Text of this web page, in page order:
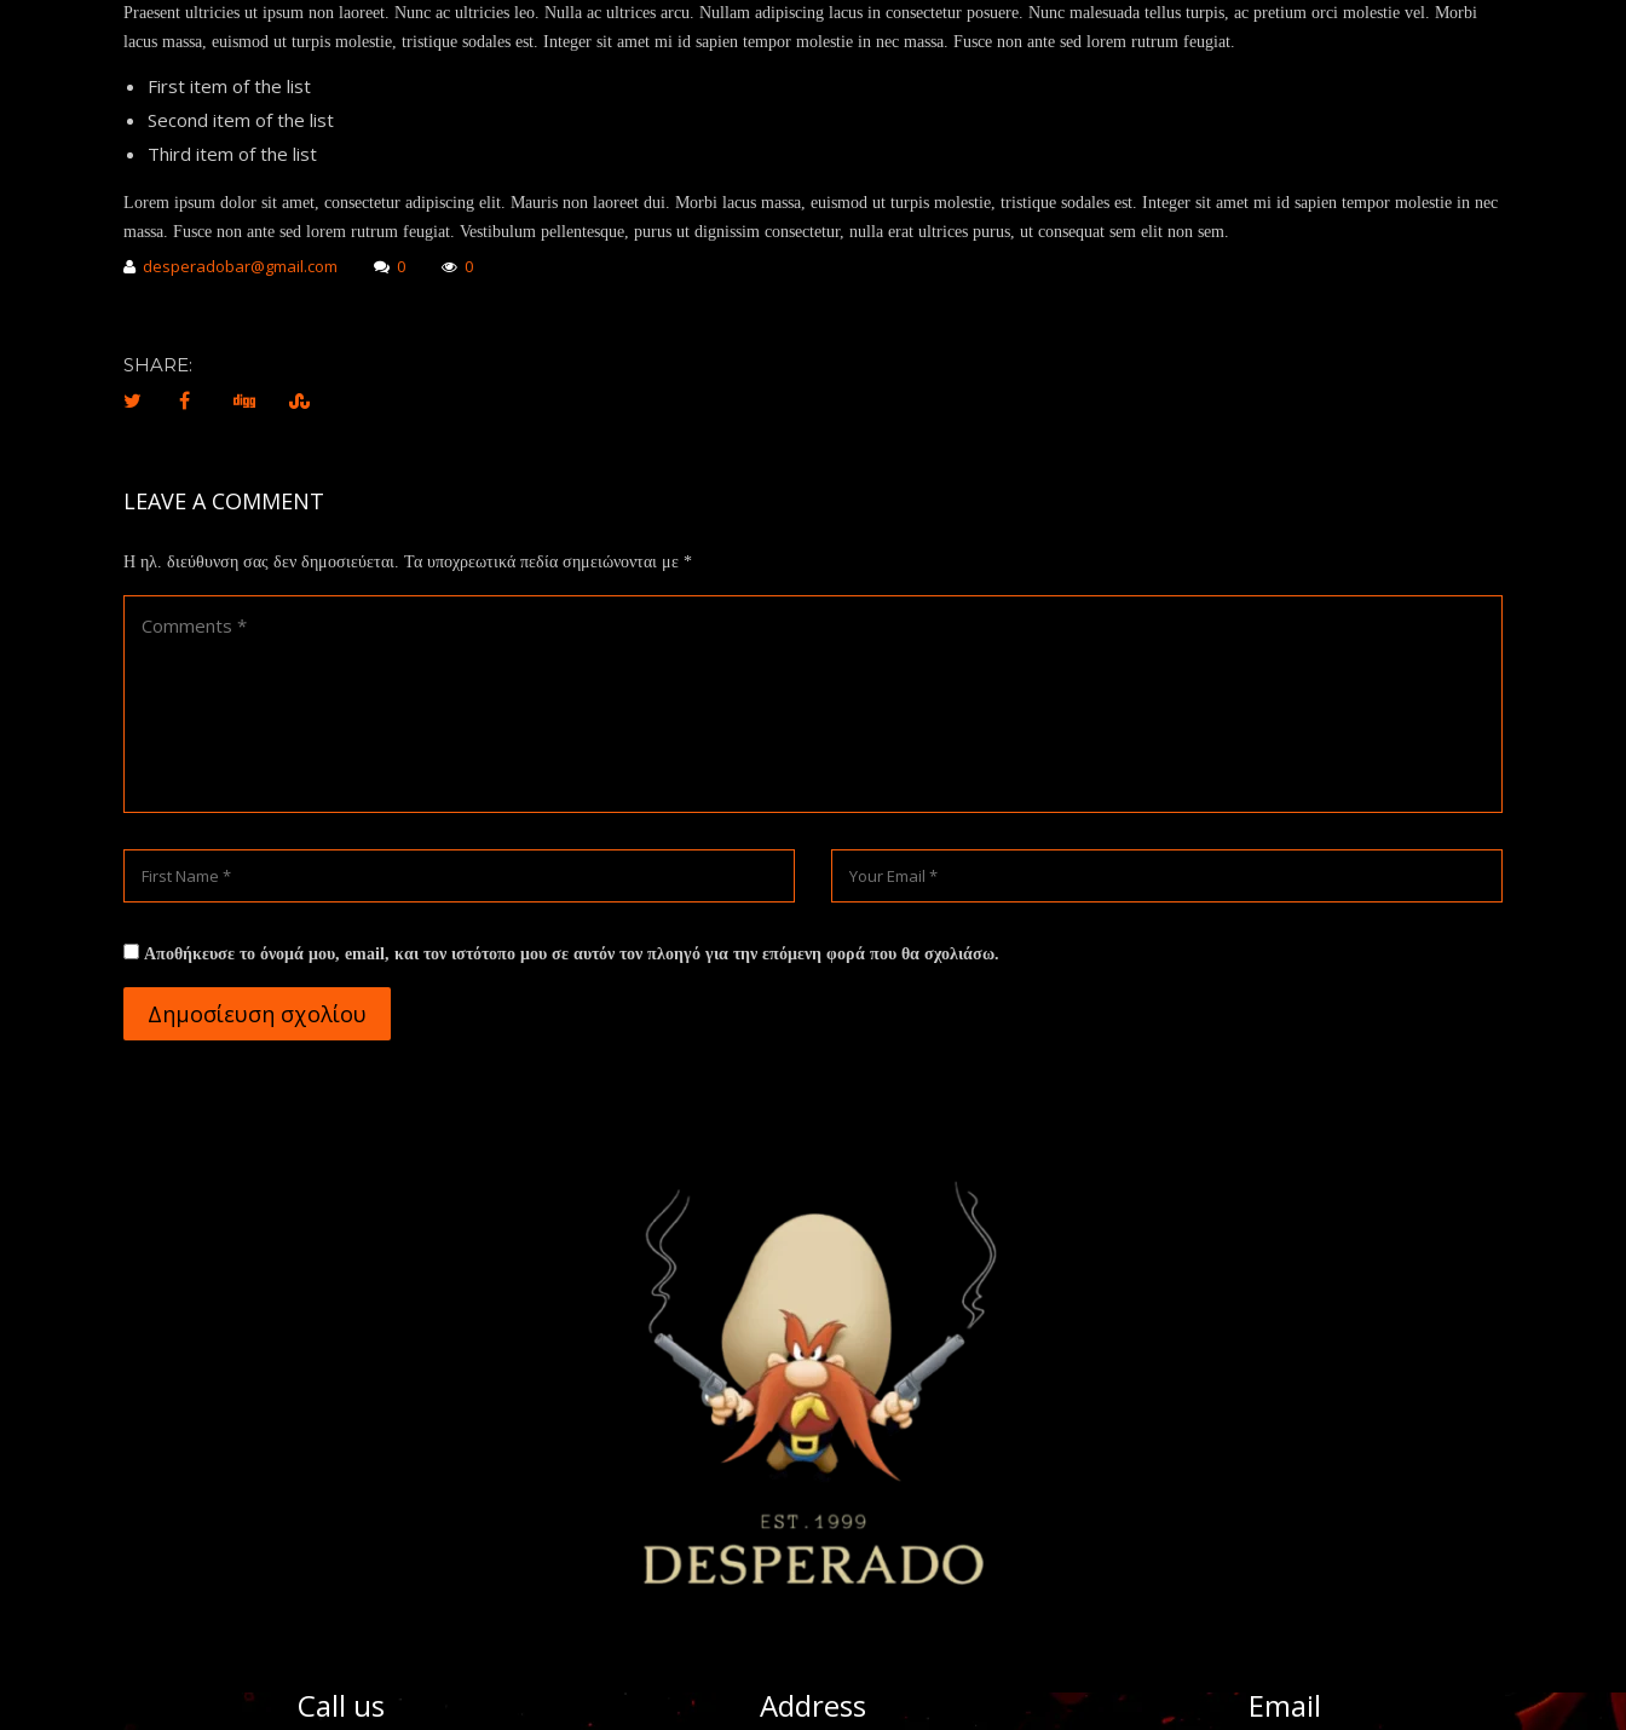
Praesent ultricies ut ipsum non laoreet. Nunc ac ultricies leo. Nulla ac ultrices arcu. Nullam adipiscing lacus in consectetur posuere. Nunc malesuada tellus turpis, ac pretium orci molestie vel. Morbi
lacus massa, euismod ut turpis molestie, tristique sodales est. Integer sit amet mi id sapien tempor molestie in nec massa. Fusce non ante sed lorem rutrum feugiat.
First item of the list
Second item of the list
Third item of the list
Lorem ipsum dolor sit amet, consectetur adipiscing elit. Mauris non laoreet dui. Morbi lacus massa, euismod ut turpis molestie, tristique sodales est. Integer sit amet mi id sapien tempor molestie in nec
massa. Fusce non ante sed lorem rutrum feugiat. Vestibulum pellentesque, purus ut dignissim consectetur, nulla erat ultrices purus, ut consequat sem elit non sem.
desperadobar@gmail.com 0 0
SHARE:
LEAVE A COMMENT
Η ηλ. διεύθυνση σας δεν δημοσιεύεται. Τα υποχρεωτικά πεδία σημειώνονται με *
Αποθήκευσε το όνομά μου, email, και τον ιστότοπο μου σε αυτόν τον πλοηγό για την επόμενη φορά που θα σχολιάσω.
Call us
Address
Email